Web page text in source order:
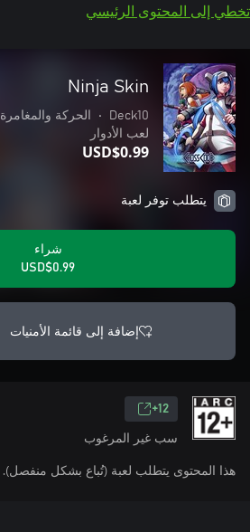
تخطي إلى المحتوى الرئيسي
Ninja Skin
Deck10
• الحركة والمغامرة
لعب الأدوار
USD$0.99
يتطلب توفر لعبة
شراء
USD$0.99
إضافة إلى قائمة الأمنيات
12+
سب غير المرغوب
هذا المحتوى يتطلب لعبة (تُباع بشكل منفصل).